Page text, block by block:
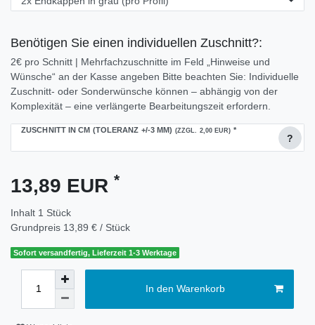
Benötigen Sie einen individuellen Zuschnitt?:
2€ pro Schnitt | Mehrfachzuschnitte im Feld „Hinweise und
Wünsche“ an der Kasse angeben Bitte beachten Sie: Individuelle
Zuschnitt- oder Sonderwünsche können – abhängig von der
Komplexität – eine verlängerte Bearbeitungszeit erfordern.
ZUSCHNITT IN CM (TOLERANZ +/-3 MM) (ZZGL. 2,00 EUR) *
?
13,89 EUR *
Inhalt 1 Stück
Grundpreis 13,89 € / Stück
Sofort versandfertig, Lieferzeit 1-3 Werktage
In den Warenkorb